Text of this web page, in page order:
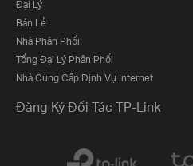
Đại Lý
Bán Lẻ
Nhà Phân Phối
Tổng Đại Lý Phân Phối
Nhà Cung Cấp Dịnh Vụ Internet
Đăng Ký Đối Tác TP-Link